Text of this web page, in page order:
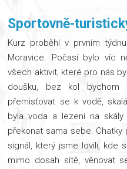
Sportovně-
Kurz proběhl v prvním
Moravice. Počasí bylo víc
všech aktivit, které pro nás
doušku, bez kol
přemisťovat se k vodě,
byla voda a lezení na
překonat sama sebe. Chatky
signál, který jsme lovili, kde
mimo dosah sítě, věnovat